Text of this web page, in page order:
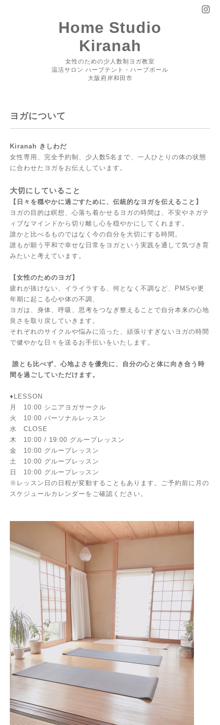
Home Studio
Kiranah
女性のための少人数制ヨガ教室
温活サロン ハーブテント・ハーブボール
大阪府岸和田市
ヨガについて
Kiranah きしわだ
女性専用、完全予約制、少人数5名まで、一人ひとりの体の状態
に合わせたヨガをお伝えしています。
大切にしていること
【日々を穏やかに過ごすために、伝統的なヨガを伝えること】
ヨガの目的は瞑想、心落ち着かせるヨガの時間は、不安やネガテ
ィブなマインドから切り離し心を穏やかにしてくれます。
誰かと比べるものではなく今の自分を大切にする時間。
誰もが願う平和で幸せな日常をヨガという実践を通して気づき育
みたいと考えています。
【女性のためのヨガ】
疲れが抜けない、イライラする、何となく不調など、PMSや更
年期に起こる心や体の不調、
ヨガは、身体、呼吸、思考をつなぎ整えることで自分本来の心地
良さを取り戻していきます。
それぞれのサイクルや悩みに沿った、頑張りすぎないヨガの時間
で健やかな日々を送るお手伝いをいたします。
誰とも比べず、心地よさを優先に、自分の心と体に向き合う時
間を過ごしていただけます。
♦︎LESSON
月 10:00 シニアヨガサークル
火 10:00 パーソナルレッスン
水 CLOSE
木 10:00 / 19:00 グループレッスン
金 10:00 グループレッスン
土 10:00 グループレッスン
日 10:00 グループレッスン
※レッスン日の日程が変動することもあります。ご予約前に月の
スケジュールカレンダーをご確認ください。